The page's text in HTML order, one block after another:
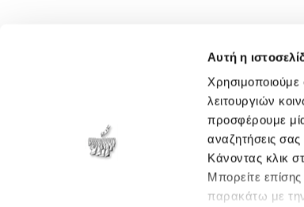
Αυτή η
Χρησιμοποιούμε
λειτουργιών
προσφέρουμε μία
αναζητήσεις
Κάνοντας κλικ
Μπορείτε
παρακάτω με την